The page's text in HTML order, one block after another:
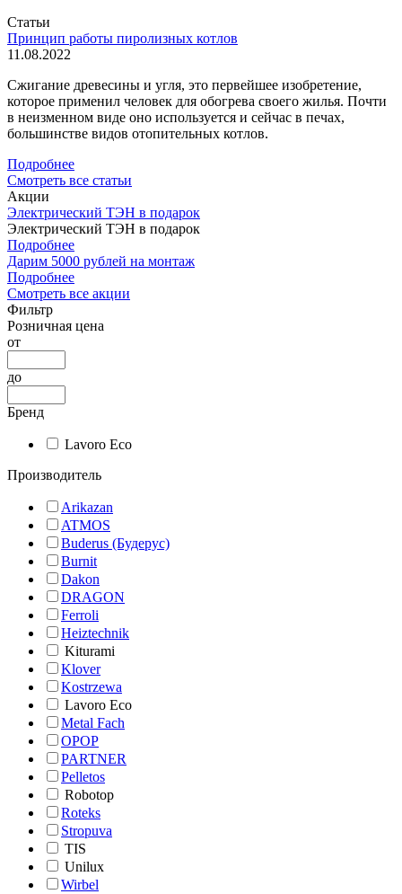
Статьи
Принцип работы пиролизных котлов
11.08.2022
Сжигание древесины и угля, это первейшее изобретение,
которое применил человек для обогрева своего жилья. Почти
в неизменном виде оно используется и сейчас в печах,
большинстве видов отопительных котлов.
Подробнее
Смотреть все статьи
Акции
Электрический ТЭН в подарок
Электрический ТЭН в подарок
Подробнее
Дарим 5000 рублей на монтаж
Подробнее
Смотреть все акции
Фильтр
Розничная цена
от
до
Бренд
Lavoro Eco
Производитель
Arikazan
ATMOS
Buderus (Будерус)
Burnit
Dakon
DRAGON
Ferroli
Heiztechnik
Kiturami
Klover
Kostrzewa
Lavoro Eco
Metal Fach
OPOP
PARTNER
Pelletos
Robotop
Roteks
Stropuva
TIS
Unilux
Wirbel